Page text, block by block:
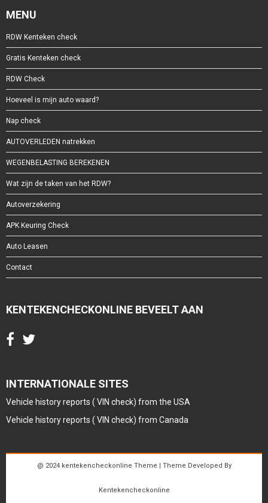
MENU
RDW Kenteken check
Gratis Kenteken check
RDW Check
Hoeveel is mijn auto waard?
Nap check
AUTOVERLEDEN natrekken
WEGENBELASTING BEREKENEN
Wat zijn de taken van het RDW?
Autoverzekering
APK Keuring Check
Auto Leasen
Contact
KENTEKENCHECKONLINE BEVEELT AAN
INTERNATIONALE SITES
Vehicle history reports ( VIN check) from the USA
Vehicle history reports ( VIN check) from Canada
@ 2024 kentekencheckonline Theme | Theme Developed By
Kentekencheckonline